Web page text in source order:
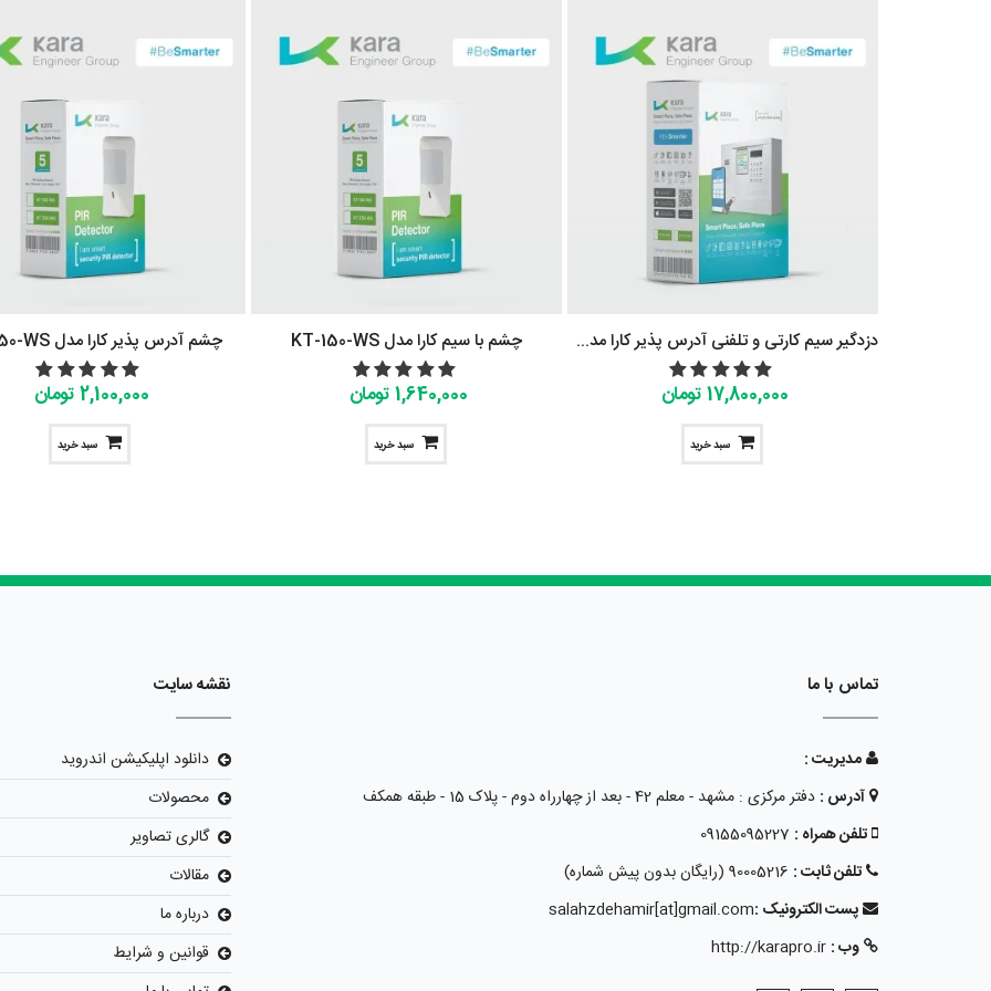
دزدگیر سیم کارتی و تلفنی آدرس پذیر کارا مدل KT-310-ASGT
17,800,000 تومان
سبد خرید
چشم با سیم کارا مدل KT-150-WS
1,640,000 تومان
سبد خرید
چشم آدرس پذیر کارا مدل KT-250-WS
2,100,000 تومان
سبد خرید
تماس با ما
مدیریت :
آدرس : دفتر مرکزی : مشهد - معلم 42 - بعد از چهارراه دوم - پلاک 15 - طبقه همکف
تلفن همراه : 09155095227
تلفن ثابت : 90005216 (رایگان بدون پیش شماره)
پست الکترونیک :salahzdehamir[at]gmail.com
وب : http://karapro.ir
نقشه سایت
دانلود اپلیکیشن اندروید
محصولات
گالری تصاویر
مقالات
درباره ما
قوانین و شرایط